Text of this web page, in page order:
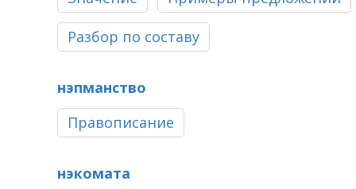
Разбор по составу
нэпманство
Правописание
нэкомата